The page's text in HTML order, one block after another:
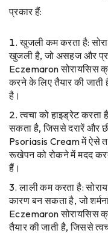
प्रकार हैं:
खुजली कम करता है:
खुजली है, जो असहज और
Eczemaron सोरायसिस
करने के लिए तैयार की जाती
है।
त्वचा को हाइड्रेट करता
सकता है, जिससे दरारें और
Psoriasis Cream में ऐसे
रूखेपन को रोकने में मदद
हैं।
लाली कम करता है:
कारण बन सकता है, जो
Eczemaron सोरायसिस
तैयार की जाती है, जिससे